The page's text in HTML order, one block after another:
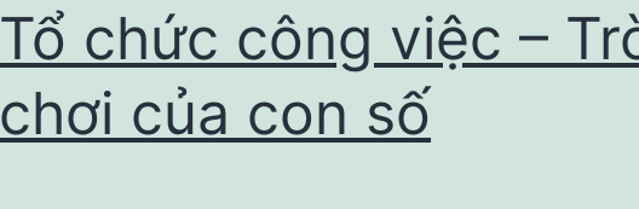
Tổ chức công việc –
chơi của con số